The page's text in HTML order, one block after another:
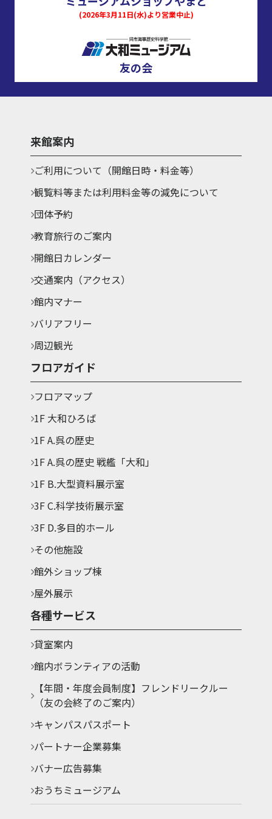
(2026年3月11日(水)より営業中止)
友の会
来館案内
ご利用について（開館日時・料金等）
観覧料等または利用料金等の減免について
団体予約
教育旅行のご案内
開館日カレンダー
交通案内（アクセス）
館内マナー
バリアフリー
周辺観光
フロアガイド
フロアマップ
1F 大和ひろば
1F A.呉の歴史
1F A.呉の歴史 戦艦「大和」
1F B.大型資料展示室
3F C.科学技術展示室
3F D.多目的ホール
その他施設
館外ショップ棟
屋外展示
各種サービス
貸室案内
館内ボランティアの活動
【年間・年度会員制度】フレンドリークルー
（友の会終了のご案内）
キャンパスパスポート
パートナー企業募集
バナー広告募集
おうちミュージアム